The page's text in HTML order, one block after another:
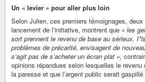
Un « levier » pour aller plus loin
Selon Julien, ces premiers témoignages,
lancement de l’initiative, montrent que « les
sort prennent le revenu de base au sérieux. I*
problèmes de précarité, envisagent de
s’agit pas de s’acheter un écran plat »,
opinions répandues selon lesquelles le revenu
la paresse et que l’argent public serait